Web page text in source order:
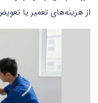
از هزینه‌های تعمیر یا